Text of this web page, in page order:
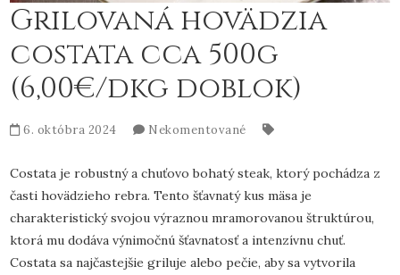
Grilovaná hovädzia
costata cca 500g
(6,00€/dkg doblok)
6. októbra 2024 Nekomentované
Costata je robustný a chuťovo bohatý steak, ktorý pochádza z
časti hovädzieho rebra. Tento šťavnatý kus mäsa je
charakteristický svojou výraznou mramorovanou štruktúrou,
ktorá mu dodáva výnimočnú šťavnatosť a intenzívnu chuť.
Costata sa najčastejšie griluje alebo pečie, aby sa vytvorila